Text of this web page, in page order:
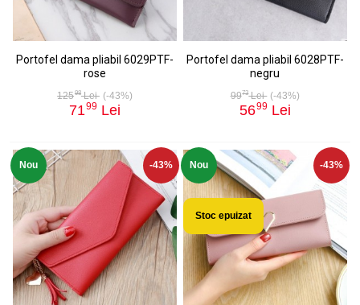
Portofel dama pliabil 6029PTF-
rose
12598Lei (-43%)
7199 Lei
Portofel dama pliabil 6028PTF-
negru
9973Lei (-43%)
5699 Lei
Nou -43% Nou -43%
Stoc epuizat